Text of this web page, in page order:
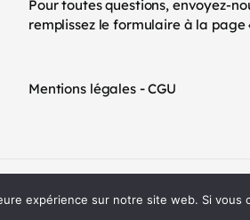
Pour toutes questions, envoyez-
remplissez le formulaire à la page
Mentions légales-CGU
expérience sur notre site web. Si